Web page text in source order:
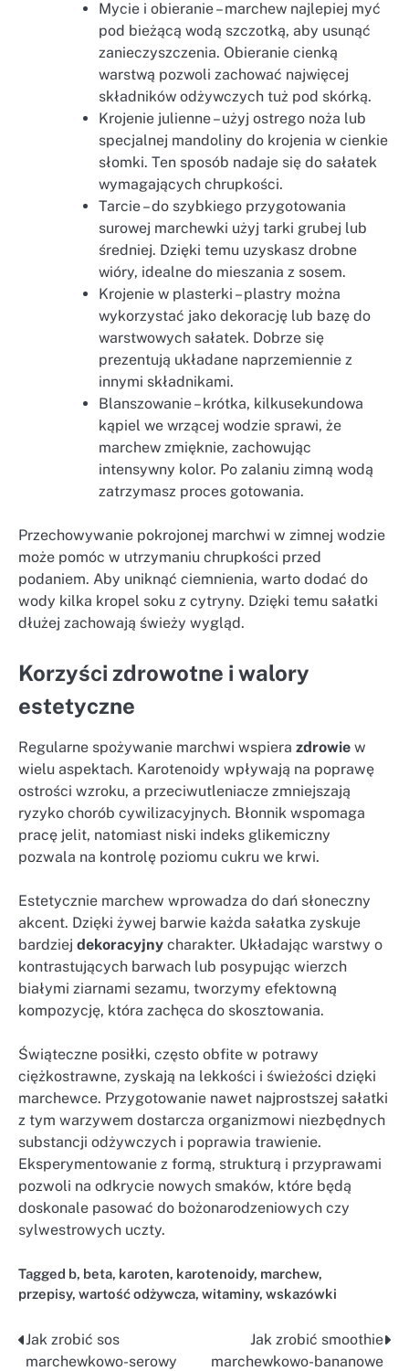
Mycie i obieranie – marchew najlepiej myć
pod bieżącą wodą szczotką, aby usunąć
zanieczyszczenia. Obieranie cienką
warstwą pozwoli zachować najwięcej
składników odżywczych tuż pod skórką.
Krojenie julienne – użyj ostrego noża lub
specjalnej mandoliny do krojenia w cienkie
słomki. Ten sposób nadaje się do sałatek
wymagających chrupkości.
Tarcie – do szybkiego przygotowania
surowej marchewki użyj tarki grubej lub
średniej. Dzięki temu uzyskasz drobne
wióry, idealne do mieszania z sosem.
Krojenie w plasterki – plastry można
wykorzystać jako dekorację lub bazę do
warstwowych sałatek. Dobrze się
prezentują układane naprzemiennie z
innymi składnikami.
Blanszowanie – krótka, kilkusekundowa
kąpiel we wrzącej wodzie sprawi, że
marchew zmięknie, zachowując
intensywny kolor. Po zalaniu zimną wodą
zatrzymasz proces gotowania.
Przechowywanie pokrojonej marchwi w zimnej wodzie
może pomóc w utrzymaniu chrupkości przed
podaniem. Aby uniknąć ciemnienia, warto dodać do
wody kilka kropel soku z cytryny. Dzięki temu sałatki
dłużej zachowają świeży wygląd.
Korzyści zdrowotne i walory
estetyczne
Regularne spożywanie marchwi wspiera zdrowie w
wielu aspektach. Karotenoidy wpływają na poprawę
ostrości wzroku, a przeciwutleniacze zmniejszają
ryzyko chorób cywilizacyjnych. Błonnik wspomaga
pracę jelit, natomiast niski indeks glikemiczny
pozwala na kontrolę poziomu cukru we krwi.
Estetycznie marchew wprowadza do dań słoneczny
akcent. Dzięki żywej barwie każda sałatka zyskuje
bardziej dekoracyjny charakter. Układając warstwy o
kontrastujących barwach lub posypując wierzch
białymi ziarnami sezamu, tworzymy efektowną
kompozycję, która zachęca do skosztowania.
Świąteczne posiłki, często obfite w potrawy
ciężkostrawne, zyskają na lekkości i świeżości dzięki
marchewce. Przygotowanie nawet najprostszej sałatki
z tym warzywem dostarcza organizmowi niezbędnych
substancji odżywczych i poprawia trawienie.
Eksperymentowanie z formą, strukturą i przyprawami
pozwoli na odkrycie nowych smaków, które będą
doskonale pasować do bożonarodzeniowych czy
sylwestrowych uczty.
Tagged b, beta, karoten, karotenoidy, marchew,
przepisy, wartość odżywcza, witaminy, wskazówki
Nawigacja
Jak zrobić sos
marchewkowo-serowy
Jak zrobić smoothie
marchewkowo-bananowe